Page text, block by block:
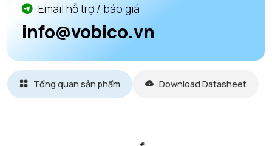
Email hỗ trợ / báo giá
info@vobico.vn
Tổng quan sản phẩm Download Datasheet